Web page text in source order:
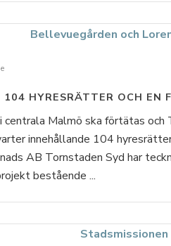
104 HYRESRÄTTER OCH EN
centrala Malmö ska förtätas
innehållande 104
AB Tornstaden Syd har
bestående ...